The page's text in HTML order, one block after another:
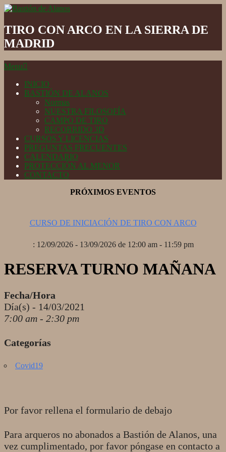
Skip
content
de
Alanos
TIRO CON ARCO EN LA SIERRA DE
MADRID
Secondary
Menu
Menu
INICIO
BASTIÓN DE ALANOS
Normas
NUESTRA FILOSOFÍA
CAMPO DE TIRO
RECORRIDO 3D
CURSOS Y LICENCIAS
PREGUNTAS FRECUENTES
CALENDARIO
PROTECCIÓN AL MENOR
CONTACTO
PRÓXIMOS EVENTOS
CURSO DE INICIACIÓN DE TIRO CON ARCO
: 12/09/2026 - 13/09/2026 de 12:00 am - 11:59 pm
RESERVA TURNO MAÑANA
Fecha/Hora
Día(s) - 14/03/2021
7:00 am - 2:30 pm
Categorías
Covid19
Por favor rellena el formulario de debajo
Para arqueros no abonados a Bastión de Alanos, una
vez cumplimentado, por favor póngase en contacto a